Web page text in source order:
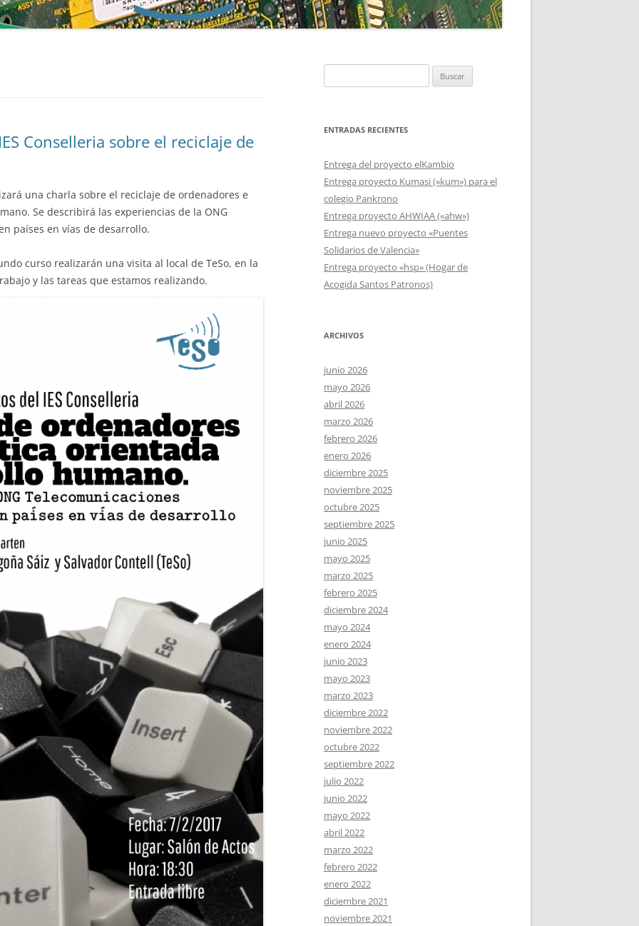
YECLA Y TESO
Conselleria sobre el reciclaje de
una charla sobre el reciclaje de ordenadores e
Se describirá las experiencias de la ONG
países en vías de desarrollo.
curso realizarán una visita al local de TeSo, en la
y las tareas que estamos realizando.
ENTRADAS RECIENTES
Entrega del proyecto elKambio
Entrega proyecto Kumasi («kum») para el
colegio Pankrono
Entrega proyecto AHWIAA («ahw»)
Entrega nuevo proyecto «Puentes
Solidarios de Valencia»
Entrega proyecto «hsp» (Hogar de
Acogida Santos Patronos)
ARCHIVOS
junio 2026
mayo 2026
abril 2026
marzo 2026
febrero 2026
enero 2026
diciembre 2025
noviembre 2025
octubre 2025
septiembre 2025
junio 2025
mayo 2025
marzo 2025
febrero 2025
diciembre 2024
mayo 2024
enero 2024
junio 2023
mayo 2023
marzo 2023
diciembre 2022
noviembre 2022
octubre 2022
septiembre 2022
julio 2022
junio 2022
mayo 2022
abril 2022
marzo 2022
febrero 2022
enero 2022
diciembre 2021
noviembre 2021